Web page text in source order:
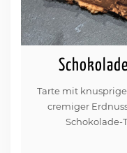
Tarte mit
cremiger
Schokolade-